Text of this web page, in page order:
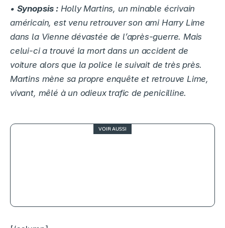
• Synopsis :Holly Martins, un minable écrivain
américain, est venu retrouver son ami Harry Lime
dans la Vienne dévastée de l’après-guerre. Mais
celui-ci a trouvé la mort dans un accident de
voiture alors que la police le suivait de très près.
Martins mène sa propre enquête et retrouve Lime,
vivant, mêlé à un odieux trafic de penicilline.
VOIR AUSSI